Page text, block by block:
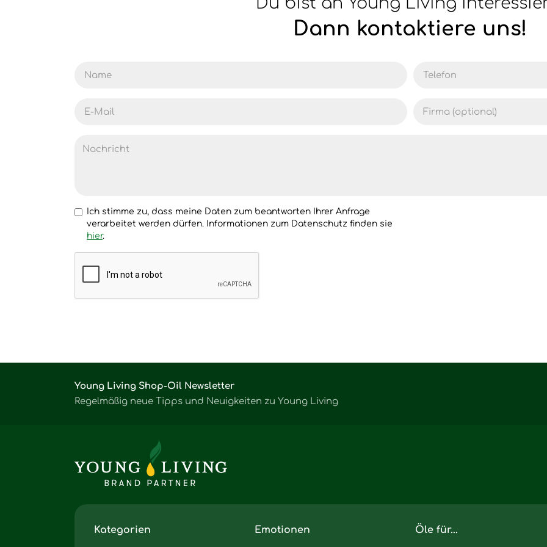
Dann kontaktiere uns!
Ich stimme zu, dass meine Daten zum beantworten Ihrer Anfrage
verarbeitet werden dürfen. Informationen zum Datenschutz finden sie
hier.
Young Living Shop-Oil Newsletter
Regelmäßig neue Tipps und Neuigkeiten zu Young Living
Kategorien Emotionen Öle für...